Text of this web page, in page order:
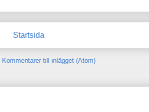
Startsida
Kommentarer till inlägget (Atom)